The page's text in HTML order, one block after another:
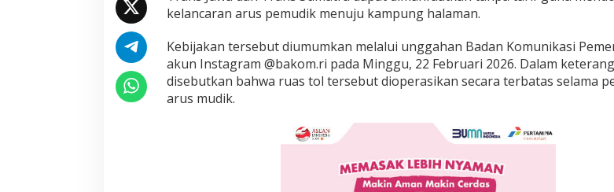
u
g
s
i
o
n
kelancaran arus pemudik menuju kampung halaman.
Kebijakan tersebut diumumkan melalui unggahan Badan Komunikasi
akun Instagram @bakom.ri pada Minggu, 22 Februari 2026. Dalam
disebutkan bahwa ruas tol tersebut dioperasikan secara terbatas selama
arus mudik.